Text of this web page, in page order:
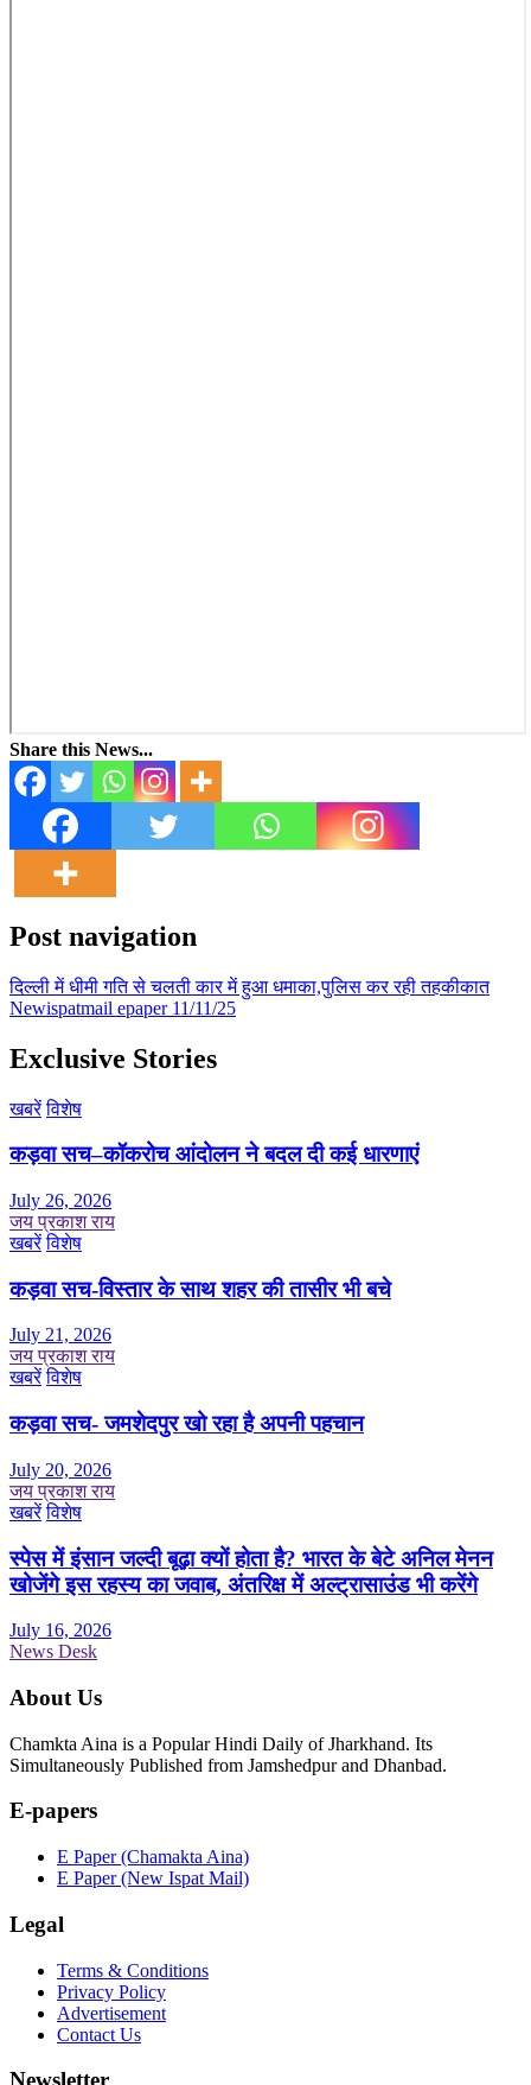
Share this News...
Post navigation
दिल्ली में धीमी गति से चलती कार में हुआ धमाका,पुलिस कर रही तहकीकात
Newispatmail epaper 11/11/25
Exclusive Stories
खबरें विशेष
कड़वा सच–कॉकरोच आंदोलन ने बदल दी कई धारणाएं
July 26, 2026
जय प्रकाश राय
खबरें विशेष
कड़वा सच-विस्तार के साथ शहर की तासीर भी बचे
July 21, 2026
जय प्रकाश राय
खबरें विशेष
कड़वा सच- जमशेदपुर खो रहा है अपनी पहचान
July 20, 2026
जय प्रकाश राय
खबरें विशेष
स्पेस में इंसान जल्दी बूढ़ा क्यों होता है? भारत के बेटे अनिल मेनन
खोजेंगे इस रहस्य का जवाब, अंतरिक्ष में अल्ट्रासाउंड भी करेंगे
July 16, 2026
News Desk
About Us
Chamkta Aina is a Popular Hindi Daily of Jharkhand. Its
Simultaneously Published from Jamshedpur and Dhanbad.
E-papers
E Paper (Chamakta Aina)
E Paper (New Ispat Mail)
Legal
Terms & Conditions
Privacy Policy
Advertisement
Contact Us
Newsletter